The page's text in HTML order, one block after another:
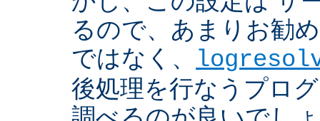
るので、あまりお勧
ではなく、
後処理を行なうプロ